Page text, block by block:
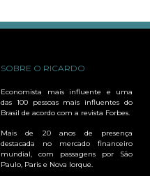
SOBRE O RICARDO
Economista mais influente e uma
das 100 pessoas mais influentes do
Brasil de acordo com a revista Forbes.
Mais de 20 anos de presença
destacada no mercado financeiro
mundial, com passagens por São
Paulo, Paris e Nova Iorque.